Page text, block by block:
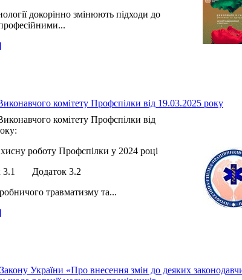
докорінно змінюють підходи до
комітету Профспілки від 19.03.2025 року
комітету Профспілки від
роботу Профспілки у 2024 році
Додаток 3.2
травматизму та...
України «Про внесення змін до деяких